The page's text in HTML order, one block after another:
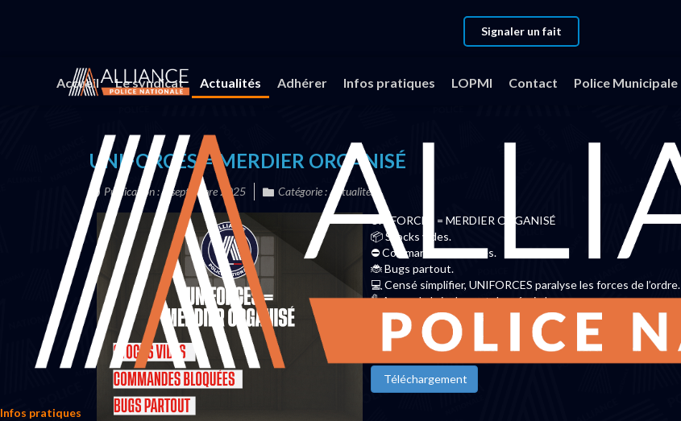
Signaler un fait
Accueil Le syndicat Actualités Adhérer Infos pratiques LOPMI Contact Police Municipale
Infos pratiques
Vous êtes ici : Accueil
UNIFORCES = MERDIER ORGANISÉ
Publication : 3 septembre 2025 Catégorie :Actualités
UNIFORCES = MERDIER ORGANISÉ
📦 Stocks vides.
⛔ Commandes bloquées.
🐞 Bugs partout.
💻 Censé simplifier, UNIFORCES paralyse les forces de l’ordre.
✋ Assez de bricolage et de mépris !
➡️ On veut des tenues, pas des promesses.
➡️ On veut du concret, pas des fiascos numériques.
⚠️ UNIFORCES : pas d'excuses. Des résultats. Tout de suite
Téléchargement